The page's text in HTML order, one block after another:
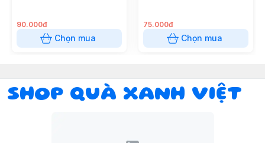
90.000đ
Chọn mua
75.000đ
Chọn mua
SHOP QUÀ XANH VIỆT